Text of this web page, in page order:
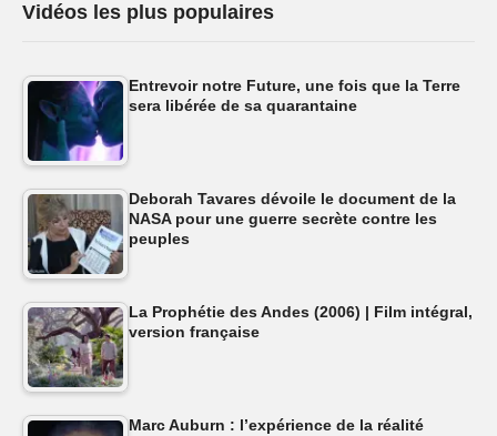
Vidéos les plus populaires
Entrevoir notre Future, une fois que la Terre
sera libérée de sa quarantaine
Deborah Tavares dévoile le document de la
NASA pour une guerre secrète contre les
peuples
La Prophétie des Andes (2006) | Film intégral,
version française
Marc Auburn : l’expérience de la réalité